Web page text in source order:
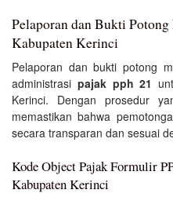
Pelaporan dan Bukti
Kabupaten Kerinci
Pelaporan dan bukti potong
administrasi pajak pph 21
Kerinci. Dengan prosedur
memastikan bahwa
secara transparan dan sesuai
Kode Object Pajak Formulir
Kabupaten Kerinci